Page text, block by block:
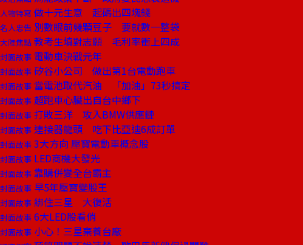
人物特寫 做十元生意 起碼出四塊錢
名人忠告 別數眼前幾顆豆子 要就數一整袋
大陸焦點 教考生填對志願 毛利率衝上四成
封面故事 電動車決戰元年
封面故事 矽谷小公司 做出第1台電動跑車
封面故事 當電池取代汽油 「加油」73秒搞定
封面故事 超跑車心臟出自台中鄉下
封面故事 打敗三洋 攻入BMW供應鏈
封面故事 連接器龍頭 吃下比亞迪6成訂單
封面故事 3大方向 壓寶電動車概念股
封面故事 LED商機大發光
封面故事 靠購併變全台霸主
封面故事 早5年壓寶變股王
封面故事 綁住三星 大復活
封面故事 6大LED股看俏
封面故事 小心！三星棄養台廠